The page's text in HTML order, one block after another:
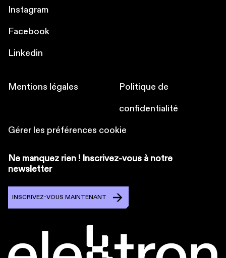
Instagram
Facebook
Linkedin
Mentions légales
Politique de
confidentialité
Gérer les préférences cookie
Ne manquez rien ! Inscrivez-vous à notre
newsletter
INSCRIVEZ-VOUS MAINTENANT